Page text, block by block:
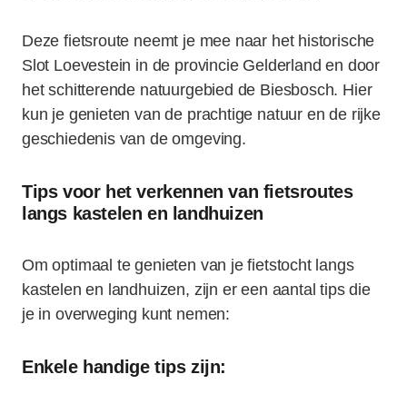
Deze fietsroute neemt je mee naar het historische
Slot Loevestein in de provincie Gelderland en door
het schitterende natuurgebied de Biesbosch. Hier
kun je genieten van de prachtige natuur en de rijke
geschiedenis van de omgeving.
Tips voor het verkennen van fietsroutes
langs kastelen en landhuizen
Om optimaal te genieten van je fietstocht langs
kastelen en landhuizen, zijn er een aantal tips die
je in overweging kunt nemen:
Enkele handige tips zijn: